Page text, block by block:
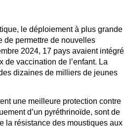
le déploiement à plus grande
de permettre de nouvelles
2024, 17 pays avaient intégré
de vaccination de l’enfant. La
dizaines de milliers de jeunes
une meilleure protection contre
d’un pyréthrinoïde, sont de
la résistance des moustiques aux